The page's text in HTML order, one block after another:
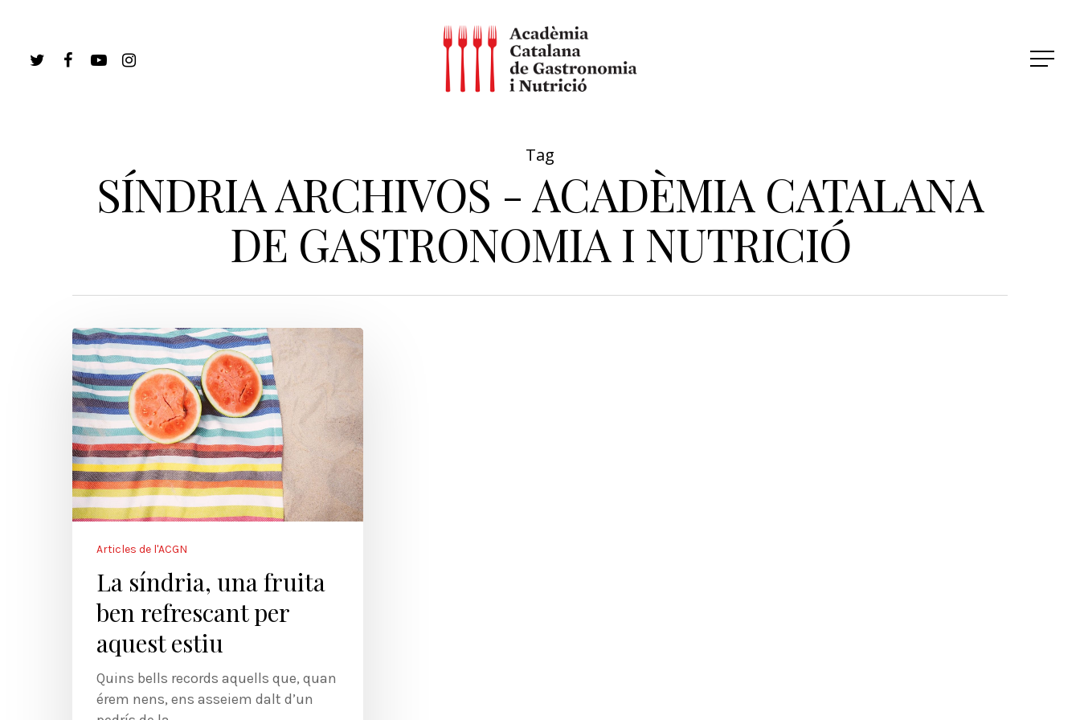
Tag
SÍNDRIA ARCHIVOS - ACADÈMIA CATALANA
DE GASTRONOMIA I NUTRICIÓ
Articles de l'ACGN
La síndria, una fruita
ben refrescant per
aquest estiu
Quins bells records aquells que, quan
érem nens, ens asseiem dalt d’un